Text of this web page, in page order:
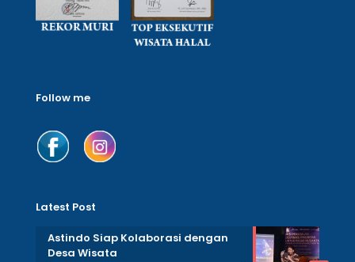
Follow me
Latest Post
Astindo Siap Kolaborasi dengan
Desa Wisata